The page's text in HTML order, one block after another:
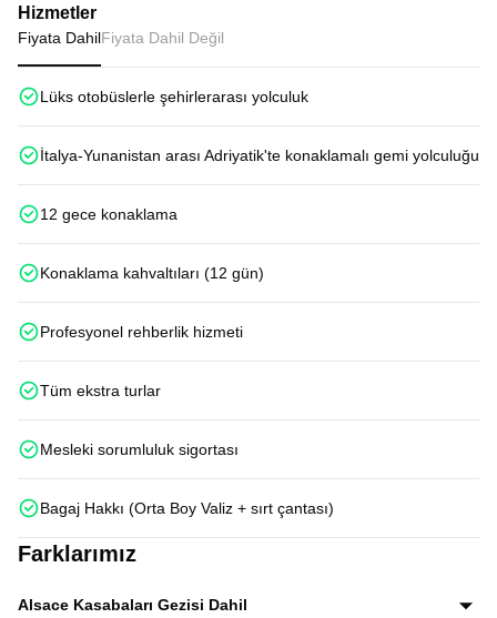
Hizmetler
Fiyata DahilFiyata Dahil Değil
Lüks otobüslerle şehirlerarası yolculuk
İtalya-Yunanistan arası Adriyatik'te konaklamalı gemi yolculuğu
12 gece konaklama
Konaklama kahvaltıları (12 gün)
Profesyonel rehberlik hizmeti
Tüm ekstra turlar
Mesleki sorumluluk sigortası
Bagaj Hakkı (Orta Boy Valiz + sırt çantası)
Farklarımız
Alsace Kasabaları Gezisi Dahil